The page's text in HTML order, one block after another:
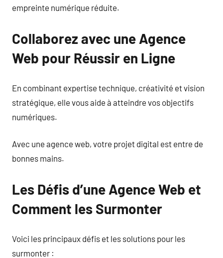
empreinte numérique réduite.
Collaborez avec une Agence
Web pour Réussir en Ligne
En combinant expertise technique, créativité et vision
stratégique, elle vous aide à atteindre vos objectifs
numériques.
Avec une agence web, votre projet digital est entre de
bonnes mains.
Les Défis d’une Agence Web et
Comment les Surmonter
Voici les principaux défis et les solutions pour les
surmonter :